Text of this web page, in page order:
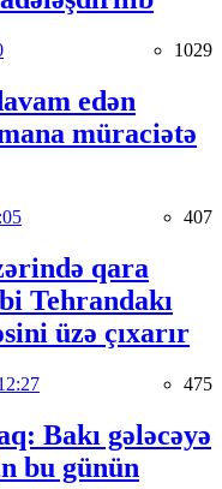
1029
edən
müraciətə
407
qara
Tehrandakı
üzə çıxarır
475
Bakı gələcəyə
bu günün